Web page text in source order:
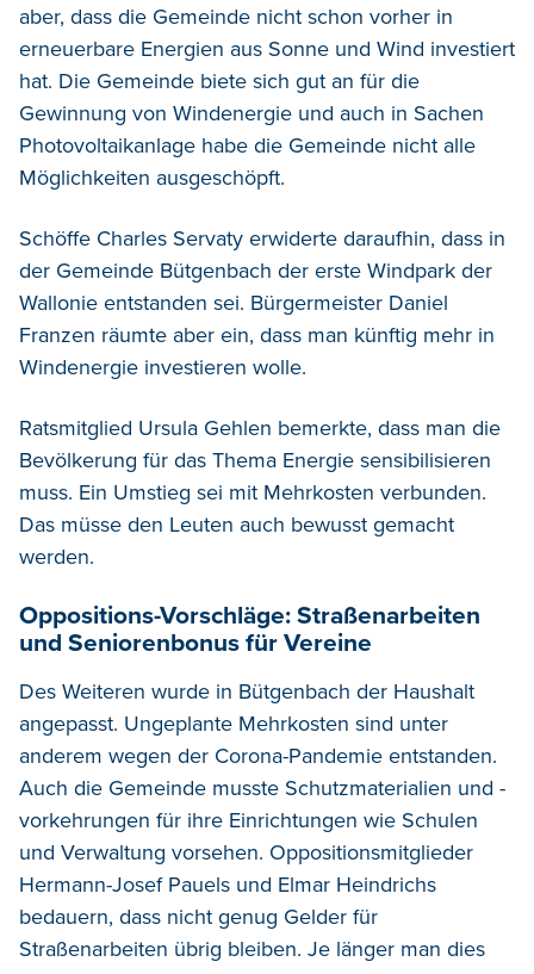
aber, dass die Gemeinde nicht schon vorher in
erneuerbare Energien aus Sonne und Wind investiert
hat. Die Gemeinde biete sich gut an für die
Gewinnung von Windenergie und auch in Sachen
Photovoltaikanlage habe die Gemeinde nicht alle
Möglichkeiten ausgeschöpft.
Schöffe Charles Servaty erwiderte daraufhin, dass in
der Gemeinde Bütgenbach der erste Windpark der
Wallonie entstanden sei. Bürgermeister Daniel
Franzen räumte aber ein, dass man künftig mehr in
Windenergie investieren wolle.
Ratsmitglied Ursula Gehlen bemerkte, dass man die
Bevölkerung für das Thema Energie sensibilisieren
muss. Ein Umstieg sei mit Mehrkosten verbunden.
Das müsse den Leuten auch bewusst gemacht
werden.
Oppositions-Vorschläge: Straßenarbeiten
und Seniorenbonus für Vereine
Des Weiteren wurde in Bütgenbach der Haushalt
angepasst. Ungeplante Mehrkosten sind unter
anderem wegen der Corona-Pandemie entstanden.
Auch die Gemeinde musste Schutzmaterialien und -
vorkehrungen für ihre Einrichtungen wie Schulen
und Verwaltung vorsehen. Oppositionsmitglieder
Hermann-Josef Pauels und Elmar Heindrichs
bedauern, dass nicht genug Gelder für
Straßenarbeiten übrig bleiben. Je länger man dies